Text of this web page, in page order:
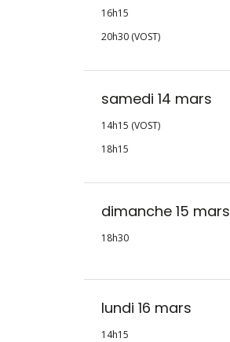
16h15
20h30 (VOST)
samedi 14 mars
14h15 (VOST)
18h15
dimanche 15 mars
18h30
lundi 16 mars
14h15